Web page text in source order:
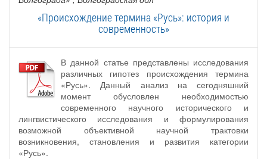
«Происхождение термина «Русь»: история и
современность»
В данной статье представлены исследования
различных гипотез происхождения термина
«Русь». Данный анализ на сегодняшний
момент обусловлен необходимостью
современного научного исторического и
лингвистического исследования и формулирования
возможной объективной научной трактовки
возникновения, становления и развития категории
«Русь».